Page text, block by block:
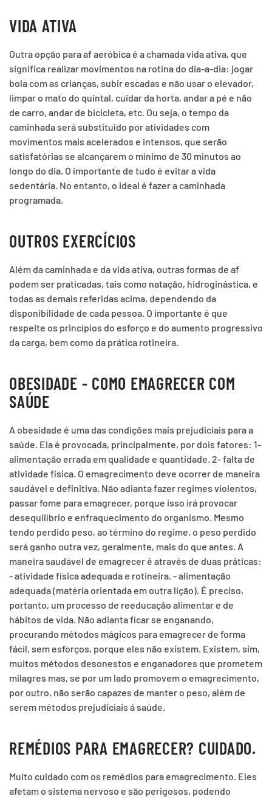
VIDA ATIVA
Outra opção para af aeróbica é a chamada vida ativa, que
significa realizar movimentos na rotina do dia-a-dia: jogar
bola com as crianças, subir escadas e não usar o elevador,
limpar o mato do quintal, cuidar da horta, andar a pé e não
de carro, andar de bicicleta, etc. Ou seja, o tempo da
caminhada será substituído por atividades com
movimentos mais acelerados e intensos, que serão
satisfatórias se alcançarem o mínimo de 30 minutos ao
longo do dia. O importante de tudo é evitar a vida
sedentária. No entanto, o ideal é fazer a caminhada
programada.
OUTROS EXERCÍCIOS
Além da caminhada e da vida ativa, outras formas de af
podem ser praticadas, tais como natação, hidroginástica, e
todas as demais referidas acima, dependendo da
disponibilidade de cada pessoa. O importante é que
respeite os princípios do esforço e do aumento progressivo
da carga, bem como da prática rotineira.
OBESIDADE - COMO EMAGRECER COM
SAÚDE
A obesidade é uma das condições mais prejudiciais para a
saúde. Ela é provocada, principalmente, por dois fatores: 1-
alimentação errada em qualidade e quantidade. 2- falta de
atividade física. O emagrecimento deve ocorrer de maneira
saudável e definitiva. Não adianta fazer regimes violentos,
passar fome para emagrecer, porque isso irá provocar
desequilíbrio e enfraquecimento do organismo. Mesmo
tendo perdido peso, ao término do regime, o peso perdido
será ganho outra vez, geralmente, mais do que antes. A
maneira saudável de emagrecer é através de duas práticas:
- atividade física adequada e rotineira. - alimentação
adequada (matéria orientada em outra lição). É preciso,
portanto, um processo de reeducação alimentar e de
hábitos de vida. Não adianta ficar se enganando,
procurando métodos mágicos para emagrecer de forma
fácil, sem esforços, porque eles não existem. Existem, sim,
muitos métodos desonestos e enganadores que prometem
milagres mas, se por um lado promovem o emagrecimento,
por outro, não serão capazes de manter o peso, além de
serem métodos prejudiciais á saúde.
REMÉDIOS PARA EMAGRECER? CUIDADO.
Muito cuidado com os remédios para emagrecimento. Eles
afetam o sistema nervoso e são perigosos, podendo